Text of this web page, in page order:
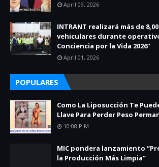
April 09, 2026
INTRANT realizará más de
vehiculares durante
Conciencia por la Vida 2026”
April 01, 2026
POPULARES
Como La Liposucción Te
Llave Para Perder Peso
10:08 P.m.
MIC pondera lanzamiento
la Producción Más Limpia”